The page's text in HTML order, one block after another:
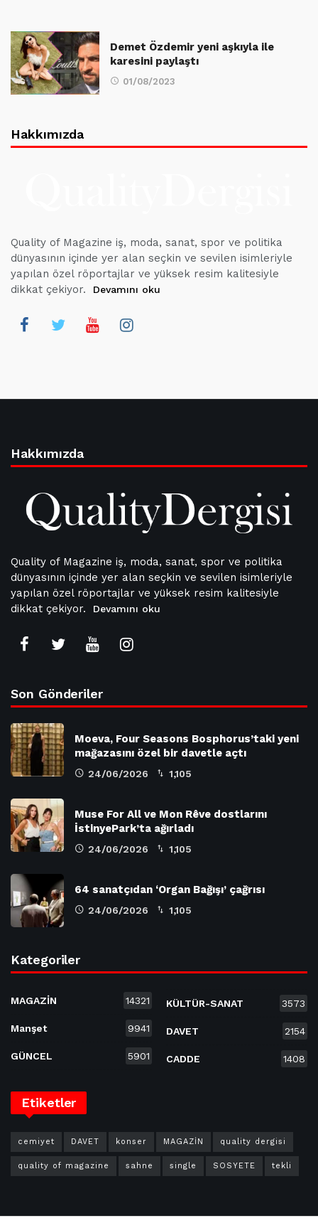
Demet Özdemir yeni aşkıyla ile
karesini paylaştı
01/08/2023
Hakkımızda
Quality of Magazine iş, moda, sanat, spor ve politika
dünyasının içinde yer alan seçkin ve sevilen isimleriyle
yapılan özel röportajlar ve yüksek resim kalitesiyle
dikkat çekiyor.
Devamını oku
Hakkımızda
Quality of Magazine iş, moda, sanat, spor ve politika
dünyasının içinde yer alan seçkin ve sevilen isimleriyle
yapılan özel röportajlar ve yüksek resim kalitesiyle
dikkat çekiyor.
Devamını oku
Son Gönderiler
Moeva, Four Seasons Bosphorus’taki yeni
mağazasını özel bir davetle açtı
24/06/2026 1,105
Muse For All ve Mon Rêve dostlarını
İstinyePark’ta ağırladı
24/06/2026 1,105
64 sanatçıdan ‘Organ Bağışı’ çağrısı
24/06/2026 1,105
Kategoriler
MAGAZİN 14321
Manşet 9941
GÜNCEL 5901
KÜLTÜR-SANAT 3573
DAVET 2154
CADDE 1408
Etiketler
cemiyet DAVET konser MAGAZİN quality dergisi
quality of magazine sahne single SOSYETE tekli